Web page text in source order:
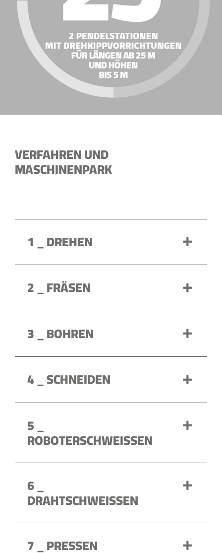
VERFAHREN UND
MASCHINENPARK
1 _ DREHEN
2 _ FRÄSEN
3 _ BOHREN
4 _ SCHNEIDEN
5 _
ROBOTERSCHWEISSEN
6 _
DRAHTSCHWEISSEN
7 _ PRESSEN